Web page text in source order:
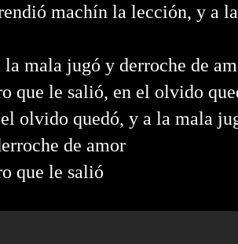
machín la lección, y a
la mala jugó y derroche de
que le salió, en el olvido
olvido quedó, y a la mala
de amor
que le salió